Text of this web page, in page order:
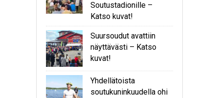
Soutustadionille –
Katso kuvat!
Suursoudut avattiin
näyttävästi – Katso
kuvat!
Yhdellätoista
soutukuninkuudella ohi